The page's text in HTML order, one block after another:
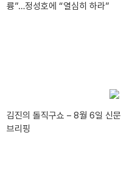
륭”…정성호에 “열심히 하라”
김진의 돌직구쇼 – 8월 6일 신문
브리핑